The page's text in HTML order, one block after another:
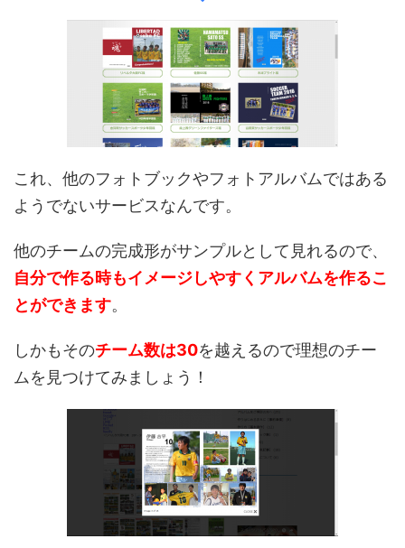
これ、他のフォトブックやフォトアルバムではある
ようでないサービスなんです。
他のチームの完成形がサンプルとして見れるので、
自分で作る時もイメージしやすくアルバムを作るこ
とができます。
しかもそのチーム数は30を越えるので理想のチー
ムを見つけてみましょう！